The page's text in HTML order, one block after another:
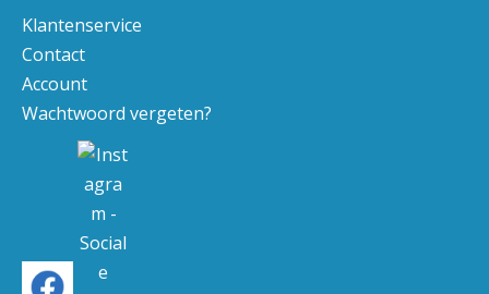
Klantenservice
Contact
Account
Wachtwoord vergeten?